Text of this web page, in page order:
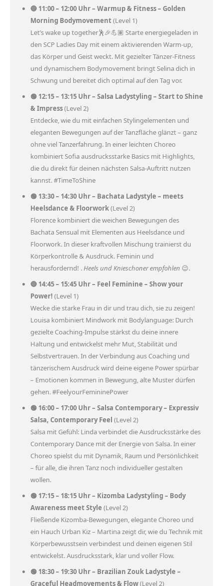
🔵 11:00 – 12:00 Uhr – Warmup & Fitness – Golden
Morning Bodymovement (Level 1)
Let’s wake up together🕺🎉💪🏽 Starte energiegeladen in
den SCP Ladies Day mit einem aktivierenden Warm-up,
das Körper und Geist weckt. Mit gezielter Tänzer-Fitness
und dynamischem Bodymovement bringt Selina dich in
Schwung und bereitet dich optimal auf den Tag vor.
🟢 12:15 – 13:15 Uhr – Salsa Ladystyling – Start to Shine
& Impress(Level 2)
Entdecke, wie du mit einfachen Stylingelementen und
eleganten Bewegungen auf der Tanzfläche glänzt – ganz
ohne viel Tanzerfahrung. In einer leichten Choreo
kombiniert Sofia ausdrucksstarke Basics mit Highlights,
die du direkt für deinen nächsten Salsa-Auftritt nutzen
kannst. #TimeToShine
🟢 13:30 – 14:30 Uhr – Bachata Ladystyle – meets
Heelsdance & Floorwork(Level 2)
Florence kombiniert die weichen Bewegungen des
Bachata Sensual mit Elementen aus Heelsdance und
Floorwork. In dieser kraftvollen Mischung trainierst du
Körperkontrolle & Ausdruck. Feminin und
herausfordernd! .Heels und Knieschoner empfohlen 😉.
🔵 14:45 – 15:45 Uhr – Feel Feminine – Show your
Power! (Level 1)
Wecke die starke Frau in dir und trau dich, sie zu zeigen!
Louisa kombiniert Mindwork mit Bodylanguage: Durch
gezielte Coaching-Impulse stärkst du deine innere
Haltung und entwickelst mehr Mut, Stabilität und
Selbstvertrauen. In der Verbindung aus Coaching und
tänzerischem Ausdruck wird deine eigene Power spürbar
– Emotionen kommen in Bewegung, alte Muster dürfen
gehen. #FeelyourFemininePower
🟢 16:00 – 17:00 Uhr – Salsa Contemporary – Expressiv
Salsa, Contemporary Feel (Level 2)
Salsa mit Gefühl: Linda verbindet die Ausdrucksstärke des
Contemporary Dance mit der Energie von Salsa. In einer
Choreo spielst du mit Dynamik, Raum und Persönlichkeit
– für alle, die ihren Tanz noch individueller gestalten
wollen.
🟢 17:15 – 18:15 Uhr – Kizomba Ladystyling – Body
Awareness meet Style (Level 2)
Fließende Kizomba-Bewegungen, elegante Choreo und
ein Hauch Urban Kiz – Martina zeigt dir, wie du Technik mit
Körperbewusstsein verbindest und deinen eigenen Stil
entwickelst. Ausdrucksstark, klar und voller Flow.
🟢 18:30 – 19:30 Uhr – Brazilian Zouk Ladystyle –
Graceful Headmovements & Flow(Level 2)